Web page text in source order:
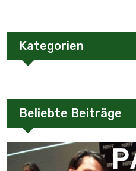
Kategorien
Beliebte Beiträge